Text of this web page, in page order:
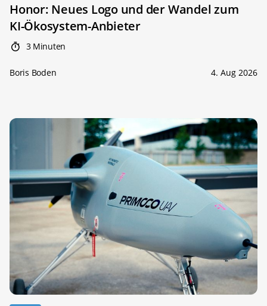
Honor: Neues Logo und der Wandel zum
KI-Ökosystem-Anbieter
3 Minuten
Boris Boden 4. Aug 2026